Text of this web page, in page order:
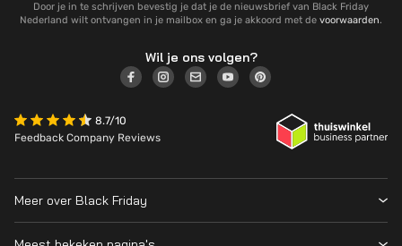
Door je in te schrijven bevestig je dat je de nieuwsbrief van Black Friday
Nederland wilt ontvangen in je mailbox en ga je akkoord met de voorwaarden.
Wil je ons volgen?
8.7/10
Feedback Company Reviews
Meer over Black Friday